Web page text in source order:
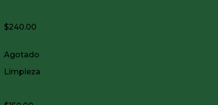
$240.00
Agotado
Limpieza